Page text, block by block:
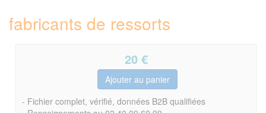
fabricants de ressorts
20 €
- Fichier complet, vérifié, données B2B qualifiées